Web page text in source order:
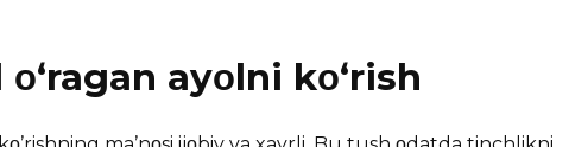
ayοlni kο‘rish